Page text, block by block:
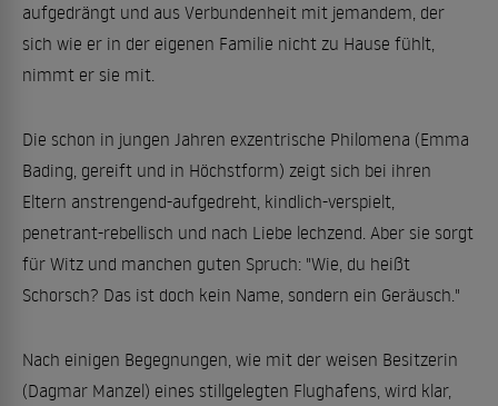
aufgedrängt und aus Verbundenheit mit jemandem, der
sich wie er in der eigenen Familie nicht zu Hause fühlt,
nimmt er sie mit.
Die schon in jungen Jahren exzentrische Philomena (Emma
Bading, gereift und in Höchstform) zeigt sich bei ihren
Eltern anstrengend-aufgedreht, kindlich-verspielt,
penetrant-rebellisch und nach Liebe lechzend. Aber sie sorgt
für Witz und manchen guten Spruch: "Wie, du heißt
Schorsch? Das ist doch kein Name, sondern ein Geräusch."
Nach einigen Begegnungen, wie mit der weisen Besitzerin
(Dagmar Manzel) eines stillgelegten Flughafens, wird klar,